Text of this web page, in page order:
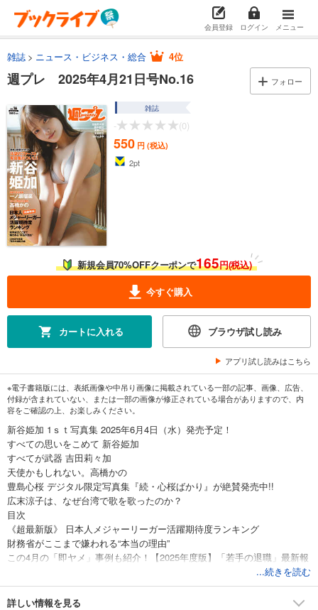
会員登録 ログイン メニュー
雑誌 ニュース・ビジネス・総合 4位
週プレ 2025年4月21日号No.16 フォロー
雑誌
- (0)
550 円 (税込)
2pt
新規会員70%OFFクーポンで165円(税込)
今すぐ購入
カートに入れる ブラウザ試し読み
アプリ試し読みはこちら
※電子書籍版には、表紙画像や中吊り画像に掲載されている一部の記事、画像、広告、
付録が含まれていない、または一部の画像が修正されている場合がありますので、内
容をご確認の上、お楽しみください。
新谷姫加 1ｓｔ写真集 2025年6月4日（水）発売予定！
すべての思いをこめて 新谷姫加
すべてが武器 吉田莉々加
天使かもしれない。高橋かの
豊島心桜 デジタル限定写真集『続・心桜ばかり』が絶賛発売中!!
広末涼子は、なぜ台湾で歌を歌ったのか？
目次
《超最新版》 日本人メジャーリーガー活躍期待度ランキング
財務省がここまで嫌われる“本当の理由”
この4月の「即ヤメ」事例も紹介！【2025年度版】「若手の退職」最新報
就職・転職先としても大人気 退職ブームのウラで転職業界も成長中!!
クレカ情報流出時の最適ムーブ
...続きを読む
詳しい情報を見る